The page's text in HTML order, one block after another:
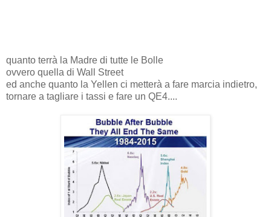
quanto terrà la Madre di tutte le Bolle
ovvero quella di Wall Street
ed anche quanto la Yellen ci metterà a fare marcia indietro,
tornare a tagliare i tassi e fare un QE4....